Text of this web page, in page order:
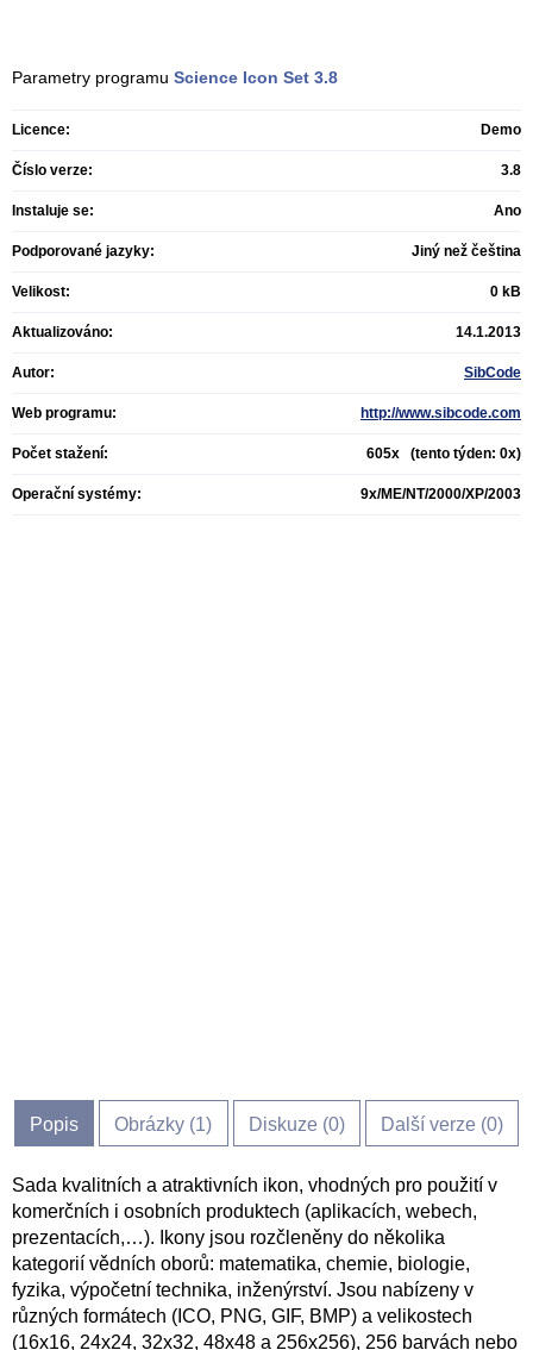
Parametry programu Science Icon Set 3.8
Licence: Demo
Číslo verze: 3.8
Instaluje se: Ano
Podporované jazyky: Jiný než čeština
Velikost: 0 kB
Aktualizováno: 14.1.2013
Autor: SibCode
Web programu: http://www.sibcode.com
Počet stažení: 605x (tento týden: 0x)
Operační systémy: 9x/ME/NT/2000/XP/2003
Popis Obrázky (1) Diskuze (0) Další verze (0)
Sada kvalitních a atraktivních ikon, vhodných pro použití v
komerčních i osobních produktech (aplikacích, webech,
prezentacích,…). Ikony jsou rozčleněny do několika
kategorií vědních oborů: matematika, chemie, biologie,
fyzika, výpočetní technika, inženýrství. Jsou nabízeny v
různých formátech (ICO, PNG, GIF, BMP) a velikostech
(16x16, 24x24, 32x32, 48x48 a 256x256), 256 barvách nebo